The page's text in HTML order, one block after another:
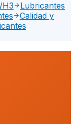
H3
Lubricantes
Calidad y